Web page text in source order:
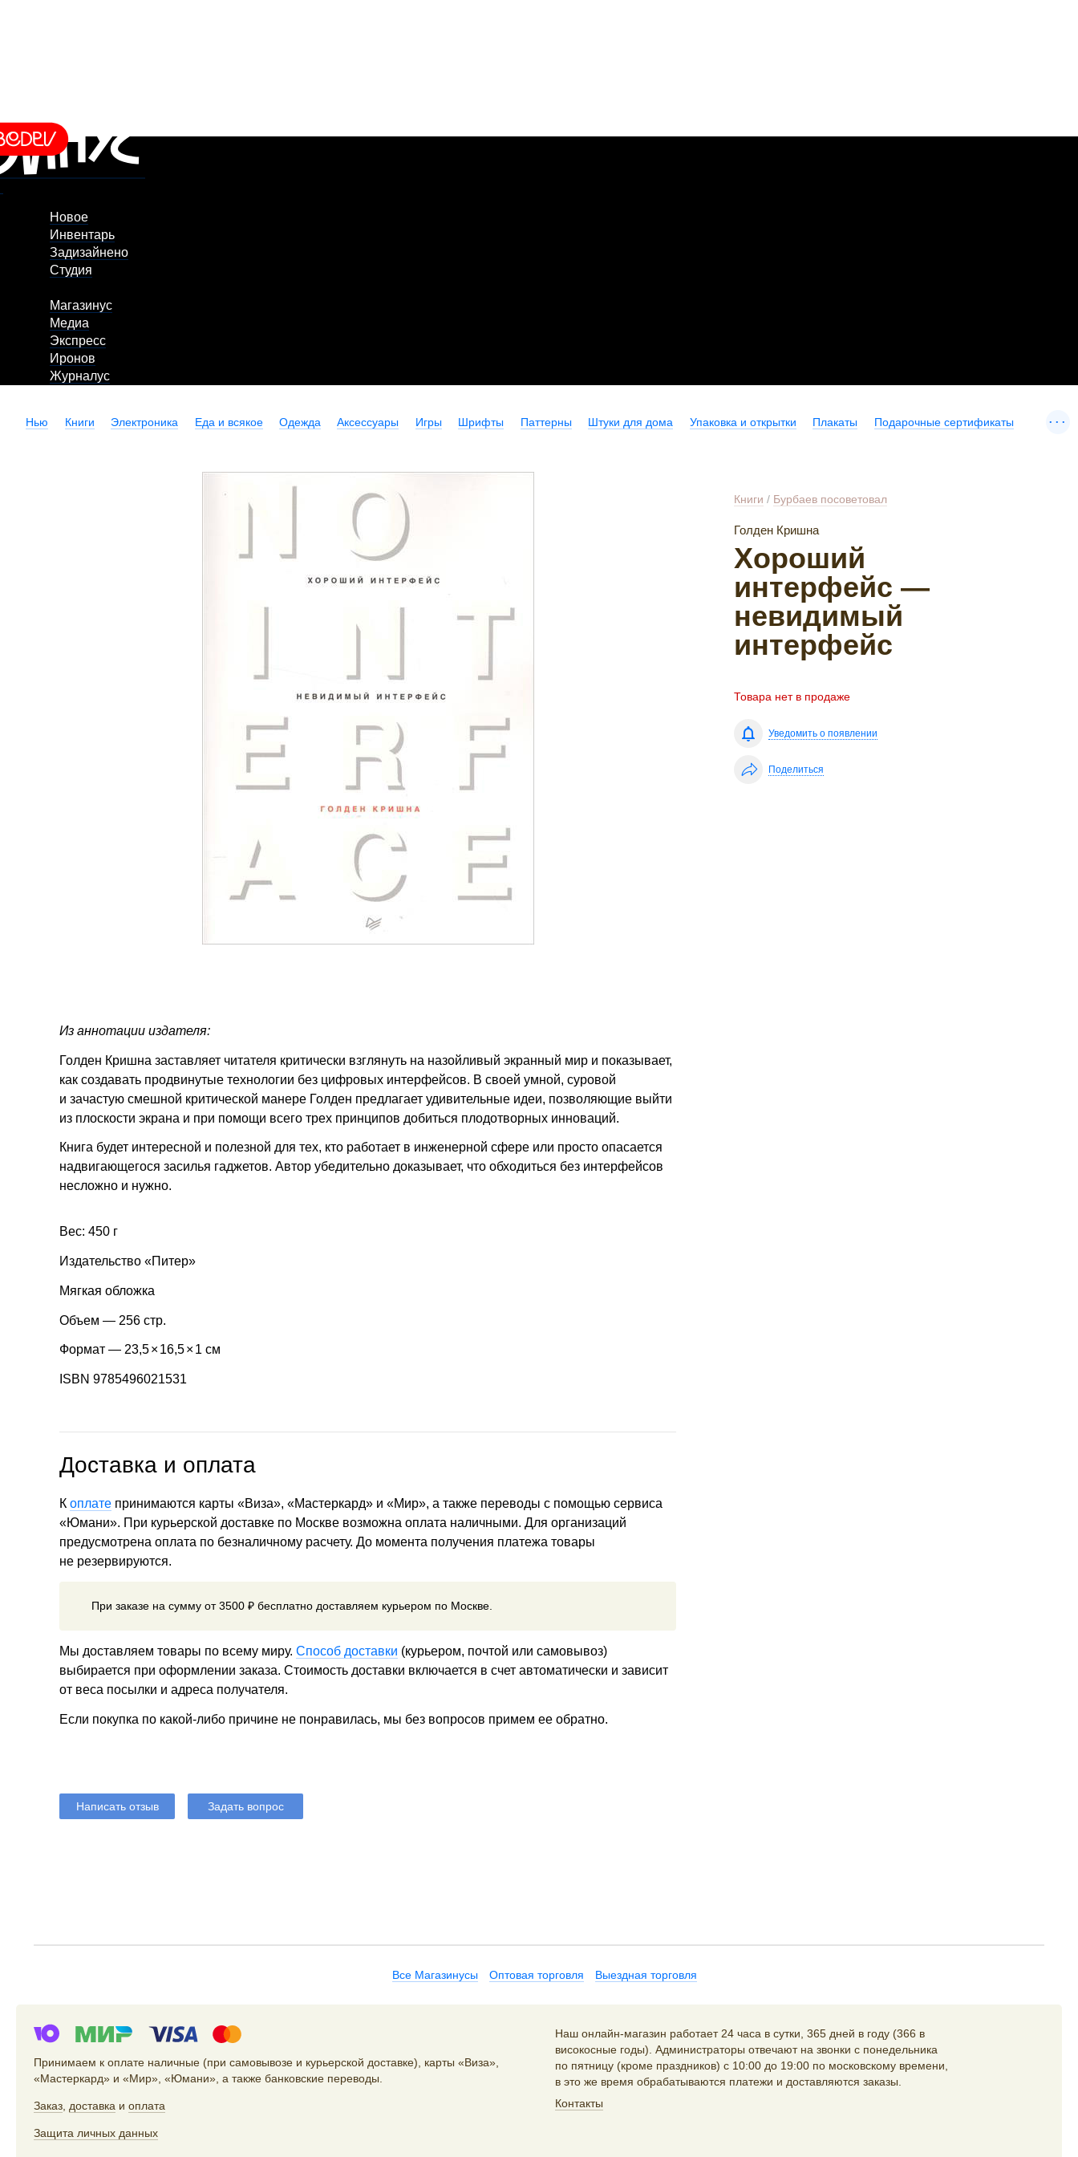
Новое
Инвентарь
Задизайнено
Студия
Магазинус
Медиа
Экспресс
Иронов
Журналус
Нью Книги Электроника Еда и всякое Одежда Аксессуары Игры Шрифты Паттерны Штуки для дома Упаковка и открытки Плакаты Подарочные сертификаты ...
Книги / Бурбаев посоветовал
Голден Кришна
Хороший
интерфейс —
невидимый
интерфейс
Товара нет в продаже
Уведомить о появлении
Поделиться
Из аннотации издателя:
Голден Кришна заставляет читателя критически взглянуть на назойливый экранный мир и показывает,
как создавать продвинутые технологии без цифровых интерфейсов. В своей умной, суровой
и зачастую смешной критической манере Голден предлагает удивительные идеи, позволяющие выйти
из плоскости экрана и при помощи всего трех принципов добиться плодотворных инноваций.
Книга будет интересной и полезной для тех, кто работает в инженерной сфере или просто опасается
надвигающегося засилья гаджетов. Автор убедительно доказывает, что обходиться без интерфейсов
несложно и нужно.
Вес: 450 г
Издательство «Питер»
Мягкая обложка
Объем — 256 стр.
Формат — 23,5× 16,5× 1 см
ISBN 9785496021531
Доставка и оплата
К оплате принимаются карты «Виза», «Мастеркард» и «Мир», а также переводы с помощью сервиса
«Юмани». При курьерской доставке по Москве возможна оплата наличными. Для организаций
предусмотрена оплата по безналичному расчету. До момента получения платежа товары
не резервируются.
При заказе на сумму от 3500 ₽ бесплатно доставляем курьером по Москве.
Мы доставляем товары по всему миру. Способ доставки (курьером, почтой или самовывоз)
выбирается при оформлении заказа. Стоимость доставки включается в счет автоматически и зависит
от веса посылки и адреса получателя.
Если покупка по какой-либо причине не понравилась, мы без вопросов примем ее обратно.
Написать отзыв Задать вопрос
Все Магазинусы Оптовая торговля Выездная торговля
Принимаем к оплате наличные (при самовывозе и курьерской доставке), карты «Виза»,
«Мастеркард» и «Мир», «Юмани», а также банковские переводы.
Заказ доставка и оплата
Защита личных данных
Наш онлайн-магазин работает 24 часа в сутки, 365 дней в году (366 в
високосные годы). Администраторы отвечают на звонки с понедельника
по пятницу (кроме праздников) с 10:00 до 19:00 по московскому времени,
в это же время обрабатываются платежи и доставляются заказы.
Контакты